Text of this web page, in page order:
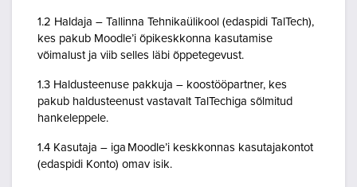
1.2 Haldaja – Tallinna Tehnikaülikool (edaspidi TalTech),
kes pakub Moodle’i õpikeskkonna kasutamise
võimalust ja viib selles läbi õppetegevust.
1.3 Haldusteenuse pakkuja – koostööpartner, kes
pakub haldusteenust vastavalt TalTechiga sõlmitud
hankeleppele.
1.4 Kasutaja – iga Moodle’i keskkonnas kasutajakontot
(edaspidi Konto) omav isik.